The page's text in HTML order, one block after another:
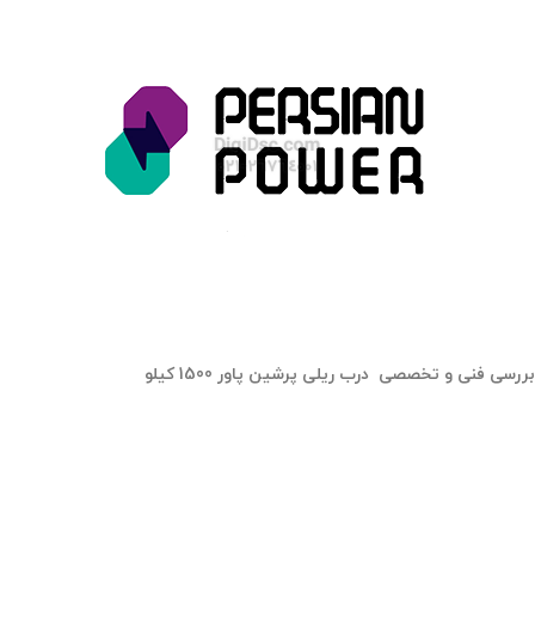
بررسی فنی و تخصصی درب ریلی پرشین پاور 1500 کیلو